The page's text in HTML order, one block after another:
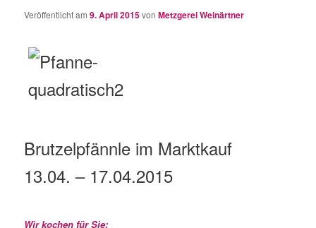
Veröffentlicht am9. April 2015vonMetzgerei Weinärtner
Brutzelpfännle im Marktkauf
13.04. – 17.04.2015
Wir kochen für Sie: